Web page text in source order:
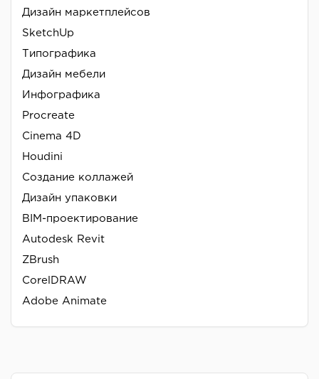
Дизайн маркетплейсов
SketchUp
Типографика
Дизайн мебели
Инфографика
Procreate
Cinema 4D
Houdini
Создание коллажей
Дизайн упаковки
BIM-проектирование
Autodesk Revit
ZBrush
CorelDRAW
Adobe Animate